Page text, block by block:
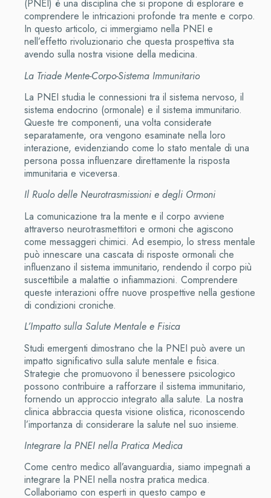
(PNEI) è una disciplina che si propone di esplorare e
comprendere le intricazioni profonde tra mente e corpo.
In questo articolo, ci immergiamo nella PNEI e
nell’effetto rivoluzionario che questa prospettiva sta
avendo sulla nostra visione della medicina.
La Triade Mente-Corpo-Sistema Immunitario
La PNEI studia le connessioni tra il sistema nervoso, il
sistema endocrino (ormonale) e il sistema immunitario.
Queste tre componenti, una volta considerate
separatamente, ora vengono esaminate nella loro
interazione, evidenziando come lo stato mentale di una
persona possa influenzare direttamente la risposta
immunitaria e viceversa.
Il Ruolo delle Neurotrasmissioni e degli Ormoni
La comunicazione tra la mente e il corpo avviene
attraverso neurotrasmettitori e ormoni che agiscono
come messaggeri chimici. Ad esempio, lo stress mentale
può innescare una cascata di risposte ormonali che
influenzano il sistema immunitario, rendendo il corpo più
suscettibile a malattie o infiammazioni. Comprendere
queste interazioni offre nuove prospettive nella gestione
di condizioni croniche.
L’Impatto sulla Salute Mentale e Fisica
Studi emergenti dimostrano che la PNEI può avere un
impatto significativo sulla salute mentale e fisica.
Strategie che promuovono il benessere psicologico
possono contribuire a rafforzare il sistema immunitario,
fornendo un approccio integrato alla salute. La nostra
clinica abbraccia questa visione olistica, riconoscendo
l’importanza di considerare la salute nel suo insieme.
Integrare la PNEI nella Pratica Medica
Come centro medico all’avanguardia, siamo impegnati a
integrare la PNEI nella nostra pratica medica.
Collaboriamo con esperti in questo campo e